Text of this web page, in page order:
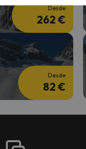
Desde
262 €
Desde
82 €